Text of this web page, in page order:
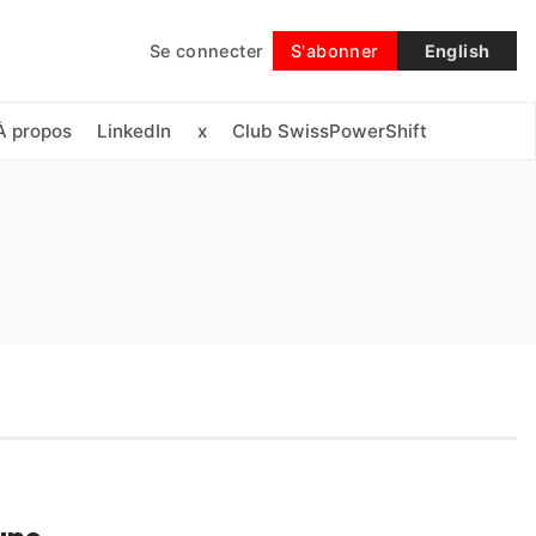
Se connecter S'abonner English
propos LinkedIn x Club SwissPowerShift
Suivre